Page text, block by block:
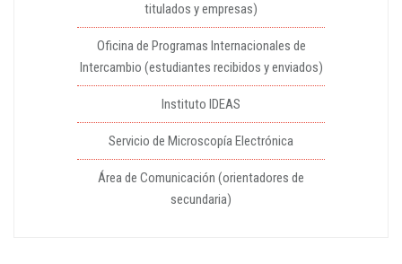
titulados y empresas)
Oficina de Programas Internacionales de
Intercambio (estudiantes recibidos y enviados)
Instituto IDEAS
Servicio de Microscopía Electrónica
Área de Comunicación (orientadores de
secundaria)